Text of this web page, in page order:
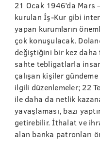
21 Ocak 1946’da
kurulan İş-Kur gibi
yapan kurumların
çok konuşulacak.
değiştiğini bir kez daha
sahte tebligatlarla
çalışan kişiler
ilgili düzenlemeler; 22
ile daha da netlik
yavaşlaması, bazı
getirebilir. İthalat ve
alan banka patronları